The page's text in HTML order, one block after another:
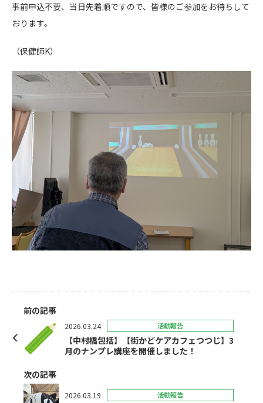
事前申込不要、当日先着順ですので、皆様のご参加をお待ちして
おります。
（保健師K）
前の記事
2026.03.24 活動報告
【中村橋包括】【街かどケアカフェつつじ】3
月のナンプレ講座を開催しました！
次の記事
2026.03.19 活動報告